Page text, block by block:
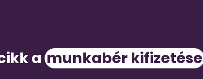
a munkabér kifizetése